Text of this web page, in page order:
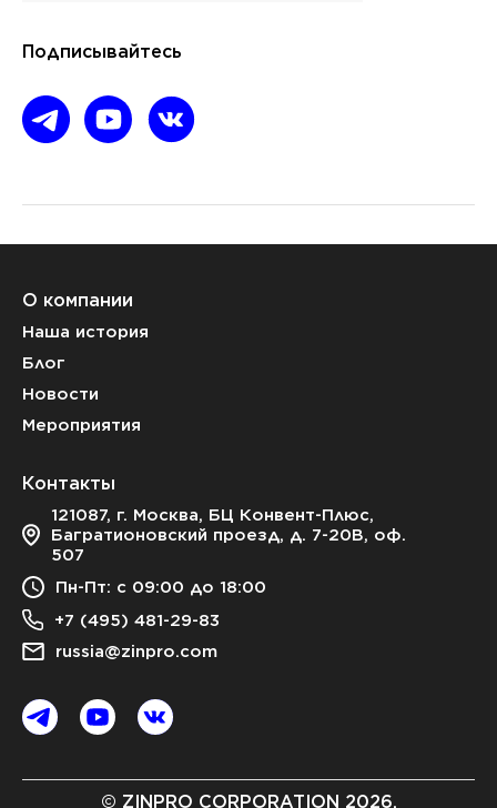
Подписывайтесь
О компании
Наша история
Блог
Новости
Мероприятия
Контакты
121087, г. Москва, БЦ Конвент-Плюс,
Багратионовский проезд, д. 7-20В, оф.
507
Пн-Пт: с 09:00 до 18:00
+7 (495) 481-29-83
russia@zinpro.com
© ZINPRO CORPORATION 2026.